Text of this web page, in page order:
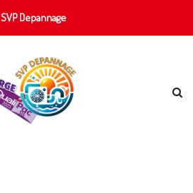
SVP Depannage